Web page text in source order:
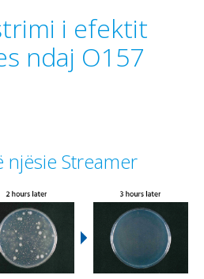
i efektit
ndaj O157
njësie Streamer